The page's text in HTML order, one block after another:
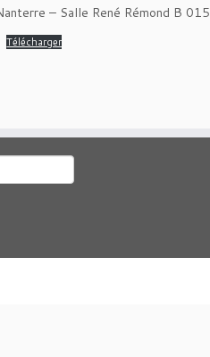
– Salle René Rémond B 015
Télécharger